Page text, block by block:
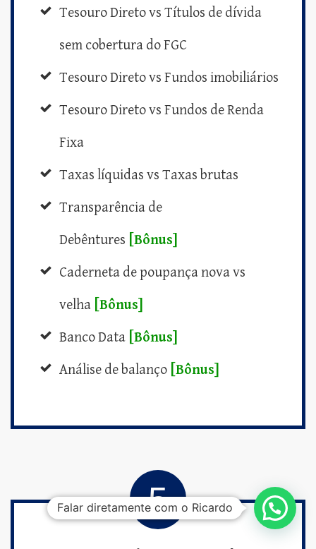
Tesouro Direto vs Títulos de dívida
sem cobertura do FGC
Tesouro Direto vs Fundos imobiliários
Tesouro Direto vs Fundos de Renda
Fixa
Taxas líquidas vs Taxas brutas
Transparência de
Debêntures [Bônus]
Caderneta de poupança nova vs
velha [Bônus]
Banco Data [Bônus]
Análise de balanço [Bônus]
5
Falar diretamente com o Ricardo